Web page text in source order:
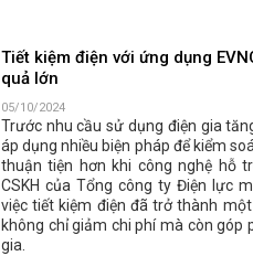
Tiết kiệm điện với ứng dụng
quả lớn
05/10/2024
Trước nhu cầu sử dụng điện gia
áp dụng nhiều biện pháp để kiểm
thuận tiện hơn khi công nghệ hỗ
CSKH của Tổng công ty Điện lực
việc tiết kiệm điện đã trở thành
không chỉ giảm chi phí mà còn
gia.